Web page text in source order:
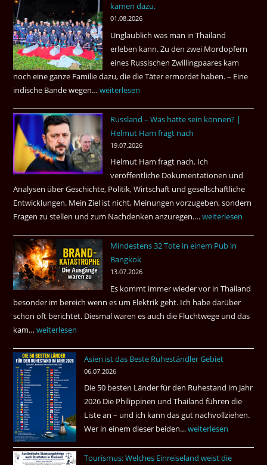
ist
der
Mörder
wieder
frei
?
kamen dazu.
01.08.2026
Unglaublich was man in Thailand
erleben kann. Zu den zwei Mordopfern
eines Russischen Zwillingpaares kam
noch eine ganze Familie dazu, die die Täter ermordet haben. – Eine
indische Bande wegen…Zwillingsmord
aufgeklärt
3
Tote
kamen
dazu.
weiterlesen
Russland – Was hätte sein können? |
Helmut Ham fragt nach
19.07.2026
Helmut Ham fragt nach. Ich
veröffentliche Dokumentationen und
Analysen über Geschichte, Politik, Wirtschaft und gesellschaftliche
Entwicklungen. Mein Ziel ist nicht, Meinungen vorzugeben, sondern
Fragen zu stellen und zum Nachdenken anzuregen.…Russland
Was
können?
|
Helmut
fragt
weiterlesen
Mindestens 32 Tote in einem Pub in
Bangkok
13.07.2026
Es kommt immer wieder vor in Thailand
besonder im bereich wenn es um Elektrik geht. Ich habe darüber
schon oft berichtet. Diesmal waren es auch die Fluchtwege und das
kam…Mindestens
Tote
einem
Pub
Bangkok
weiterlesen
Asien ist das Beste Ruheständler Gebiet
06.07.2026
Die 50 besten Länder für den Ruhestand im Jahr
2026 Die Philippinen und Thailand führen die
Liste an – und ich kann das gut nachvollziehen.
Wer in einem dieser beiden…Asien
das
weiterlesen
Tourismus: Welches Einreiseland weist die